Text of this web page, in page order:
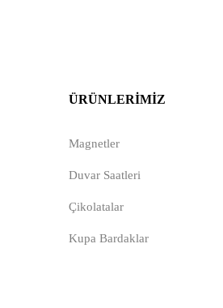
ÜRÜNLERIMIZ
Magnetler
Duvar Saatleri
Çikolatalar
Kupa Bardaklar